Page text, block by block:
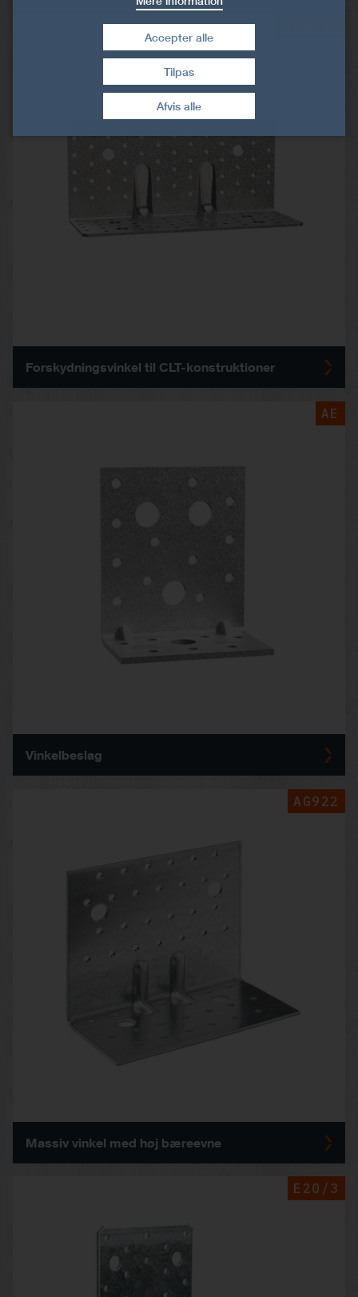
Forskydningsvinkel til CLT-konstruktioner
AE
Vinkelbeslag
AG922
Massiv vinkel med høj bæreevne
E20/3
Afvis alle
Accepter alle
Træk samtykke tilbage
Tilpas